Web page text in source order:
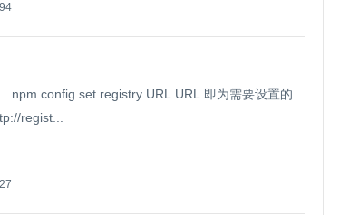
config set registry URL URL 即为需要设置的
regist...